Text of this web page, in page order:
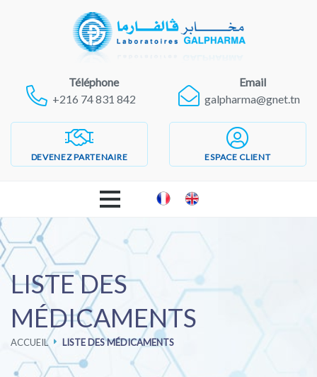
Téléphone
+216 74 831 842
Email
galpharma@gnet.tn
DEVENEZ PARTENAIRE ESPACE CLIENT
ACCUEIL
LABORATOIRES GALPHARMA
PRODUITS
PHARMACOVIGILANCE
LISTE DES
MÉDICAMENTS
ACCUEIL LISTE DES MÉDICAMENTS